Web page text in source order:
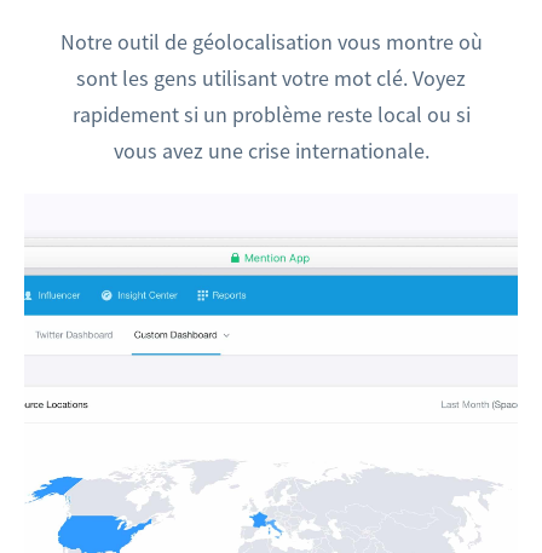
Notre outil de géolocalisation vous montre où
sont les gens utilisant votre mot clé. Voyez
rapidement si un problème reste local ou si
vous avez une crise internationale.